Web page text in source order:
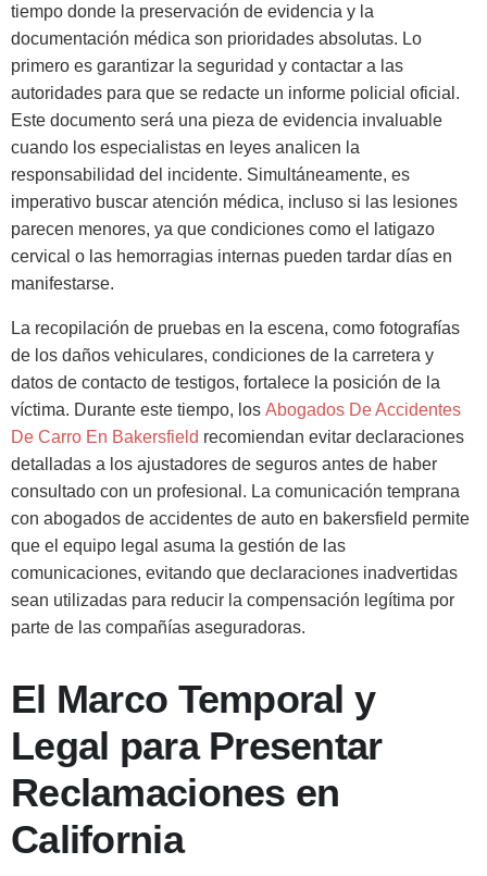
tiempo donde la preservación de evidencia y la
documentación médica son prioridades absolutas. Lo
primero es garantizar la seguridad y contactar a las
autoridades para que se redacte un informe policial oficial.
Este documento será una pieza de evidencia invaluable
cuando los especialistas en leyes analicen la
responsabilidad del incidente. Simultáneamente, es
imperativo buscar atención médica, incluso si las lesiones
parecen menores, ya que condiciones como el latigazo
cervical o las hemorragias internas pueden tardar días en
manifestarse.
La recopilación de pruebas en la escena, como fotografías
de los daños vehiculares, condiciones de la carretera y
datos de contacto de testigos, fortalece la posición de la
víctima. Durante este tiempo, los Abogados De Accidentes
De Carro En Bakersfield recomiendan evitar declaraciones
detalladas a los ajustadores de seguros antes de haber
consultado con un profesional. La comunicación temprana
con abogados de accidentes de auto en bakersfield permite
que el equipo legal asuma la gestión de las
comunicaciones, evitando que declaraciones inadvertidas
sean utilizadas para reducir la compensación legítima por
parte de las compañías aseguradoras.
El Marco Temporal y
Legal para Presentar
Reclamaciones en
California